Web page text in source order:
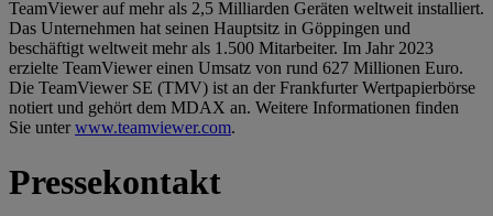
TeamViewer auf mehr als 2,5 Milliarden Geräten weltweit installiert.
Das Unternehmen hat seinen Hauptsitz in Göppingen und
beschäftigt weltweit mehr als 1.500 Mitarbeiter. Im Jahr 2023
erzielte TeamViewer einen Umsatz von rund 627 Millionen Euro.
Die TeamViewer SE (TMV) ist an der Frankfurter Wertpapierbörse
notiert und gehört dem MDAX an. Weitere Informationen finden
Sie unterwww.teamviewer.com.
Pressekontakt